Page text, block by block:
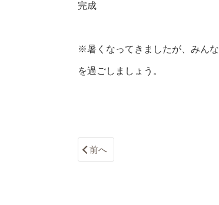
完成
※暑くなってきましたが、みん
を過ごしましょう。
前へ